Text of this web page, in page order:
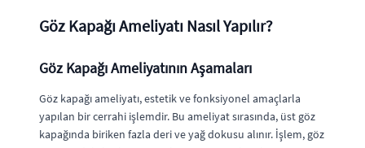
Göz Kapağı Ameliyatı Nasıl Yapılır?
Göz Kapağı Ameliyatının Aşamaları
Göz kapağı ameliyatı, estetik ve fonksiyonel amaçlarla
yapılan bir cerrahi işlemdir. Bu ameliyat sırasında, üst göz
kapağında biriken fazla deri ve yağ dokusu alınır. İşlem, göz